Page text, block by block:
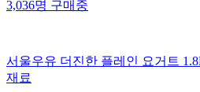
3,036명구매중
서울우유 더진한 플레인 요거트
재료